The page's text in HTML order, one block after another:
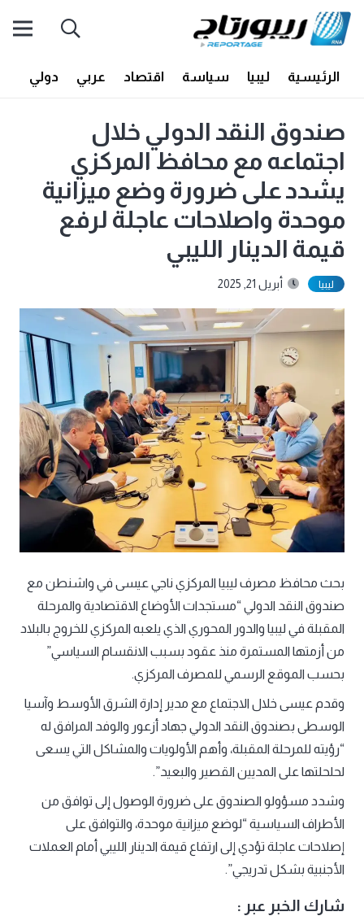
الرئيسية ليبيا سياسة اقتصاد عربي دولي
صندوق النقد الدولي خلال
اجتماعه مع محافظ المركزي
يشدد على ضرورة وضع ميزانية
موحدة واصلاحات عاجلة لرفع
قيمة الدينار الليبي
ليبيا أبريل 21, 2025
بحث محافظ مصرف ليبيا المركزي ناجي عيسى في واشنطن مع
صندوق النقد الدولي “مستجدات الأوضاع الاقتصادية والمرحلة
المقبلة في ليبيا والدور المحوري الذي يلعبه المركزي للخروج بالبلاد
من أزمتها المستمرة منذ عقود بسبب الانقسام السياسي”
بحسب الموقع الرسمي للمصرف المركزي.
وقدم عيسى خلال الاجتماع مع مدير إدارة الشرق الأوسط وآسيا
الوسطى بصندوق النقد الدولي جهاد أزعور والوفد المرافق له
“رؤيته للمرحلة المقبلة، وأهم الأولويات والمشاكل التي يسعى
لحلحلتها على المديين القصير والبعيد”.
وشدد مسؤولو الصندوق على ضرورة الوصول إلى توافق من
الأطراف السياسية “لوضع ميزانية موحدة، والتوافق على
إصلاحات عاجلة تؤدي إلى ارتفاع قيمة الدينار الليبي أمام العملات
الأجنبية بشكل تدريجي”.
شارك الخبر عبر :